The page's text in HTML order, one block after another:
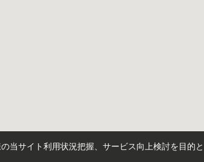
当サイト利用状況把握、サービス向上検討を目的